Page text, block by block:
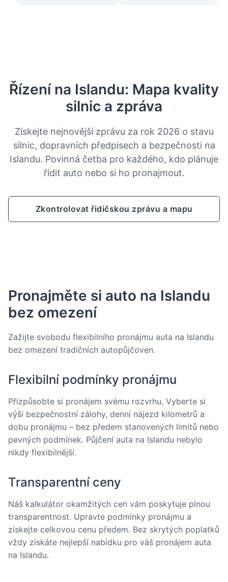
Řízení na Islandu: Mapa kvality
silnic a zpráva
Získejte nejnovější zprávu za rok 2026 o stavu
silnic, dopravních předpisech a bezpečnosti na
Islandu. Povinná četba pro každého, kdo plánuje
řídit auto nebo si ho pronajmout.
Zkontrolovat řidičskou zprávu a mapu
Pronajměte si auto na Islandu
bez omezení
Zažijte svobodu flexibilního pronájmu auta na Islandu
bez omezení tradičních autopůjčoven.
Flexibilní podmínky pronájmu
Přizpůsobte si pronájem svému rozvrhu. Vyberte si
výši bezpečnostní zálohy, denní nájezd kilometrů a
dobu pronájmu – bez předem stanovených limitů nebo
pevných podmínek. Půjčení auta na Islandu nebylo
nikdy flexibilnější.
Transparentní ceny
Náš kalkulátor okamžitých cen vám poskytuje plnou
transparentnost. Upravte podmínky pronájmu a
získejte celkovou cenu předem. Bez skrytých poplatků
vždy získáte nejlepší nabídku pro váš pronájem auta
na Islandu.